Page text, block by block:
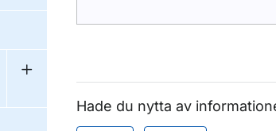
Undermeny för Raketer, ballonger och
Hade du nytta av